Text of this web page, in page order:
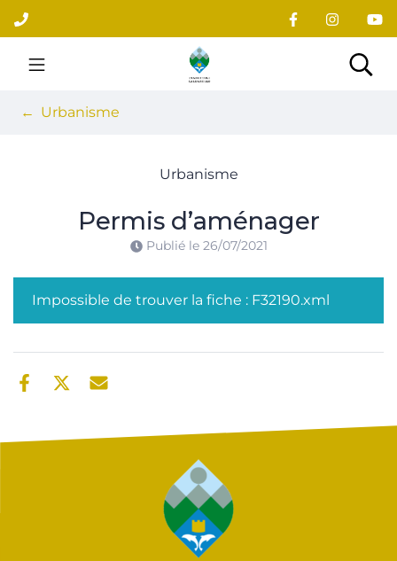
Aller
au
contenu
Site officiel du village
Urbanisme
Urbanisme
Permis d’aménager
Publié le 26/07/2021
Impossible de trouver la fiche : F32190.xml